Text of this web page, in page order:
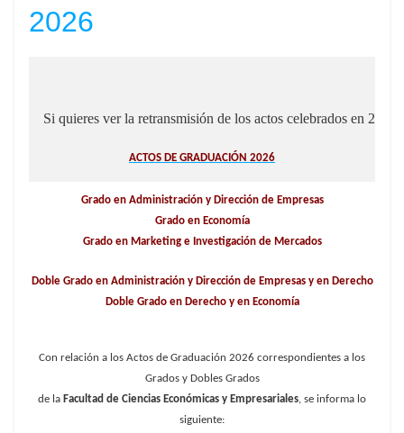
2026
Si quieres ver la retransmisión de los actos celebrados en
ACTOS DE GRADUACIÓN 2026
Grado en Administración y Dirección de Empresas
Grado en Economía
Grado en Marketing e Investigación de Mercados
Doble Grado en Administración y Dirección de Empresas y en Derecho
Doble Grado en Derecho y en Economía
Con relación a los Actos de Graduación 2026 correspondientes a los
Grados y Dobles Grados
de la Facultad de Ciencias Económicas y Empresariales, se informa lo
siguiente: